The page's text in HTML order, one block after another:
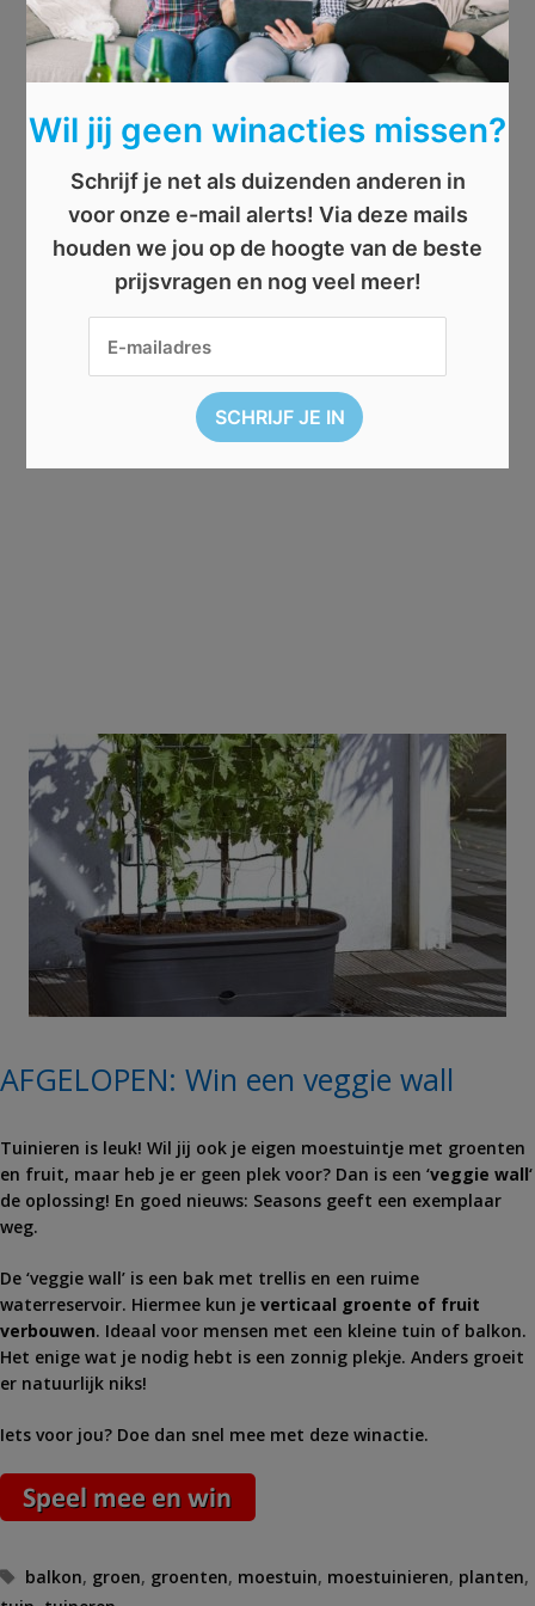
AFGELOPEN: Win een veggie wall
Tuinieren is leuk! Wil jij ook je eigen moestuintje met groenten
en fruit, maar heb je er geen plek voor? Dan is een ‘veggie wall‘
de oplossing! En goed nieuws: Seasons geeft een exemplaar
weg.
De ‘veggie wall’ is een bak met trellis en een ruime
waterreservoir. Hiermee kun je verticaal groente of fruit
verbouwen. Ideaal voor mensen met een kleine tuin of balkon.
Het enige wat je nodig hebt is een zonnig plekje. Anders groeit
er natuurlijk niks!
Iets voor jou? Doe dan snel mee met deze winactie.
Tags
balkon, groen, groenten, moestuin, moestuinieren, planten,
Wil jij geen winacties missen?
Schrijf je net als duizenden anderen in
voor onze e-mail alerts! Via deze mails
houden we jou op de hoogte van de beste
prijsvragen en nog veel meer!